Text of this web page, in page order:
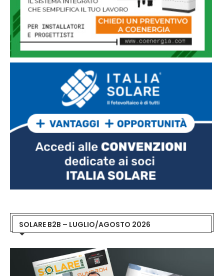
SOLARE B2B – LUGLIO/AGOSTO 2026